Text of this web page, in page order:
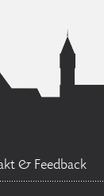
& Feedback